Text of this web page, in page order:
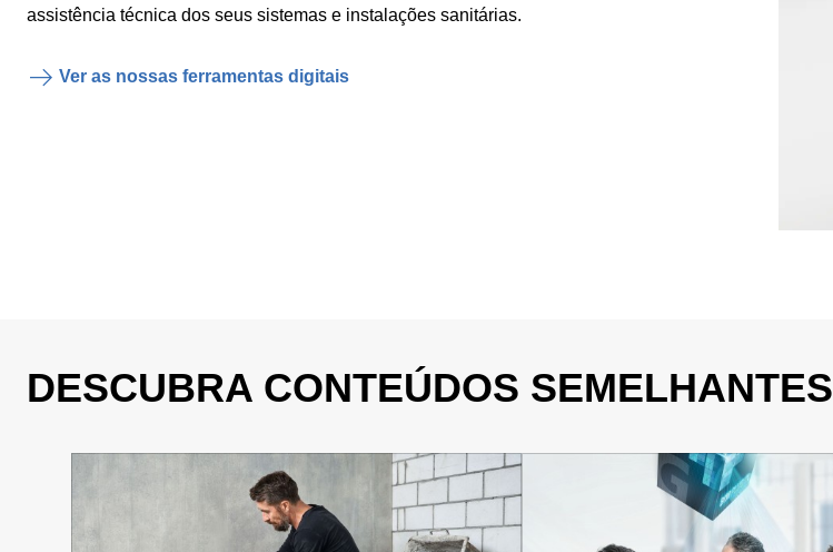
assistência técnica dos seus sistemas e instalações sanitárias.
Ver as nossas ferramentas digitais
DESCUBRA CONTEÚDOS SEMELHANTES